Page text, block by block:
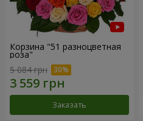
Корзина "51 разноцветная
роза"
5 084 грн
Заказать